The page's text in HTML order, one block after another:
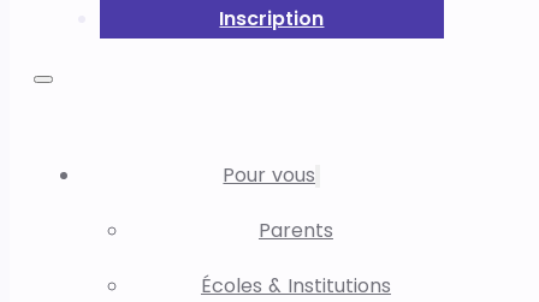
Inscription
Pour vous
Parents
Écoles & Institutions